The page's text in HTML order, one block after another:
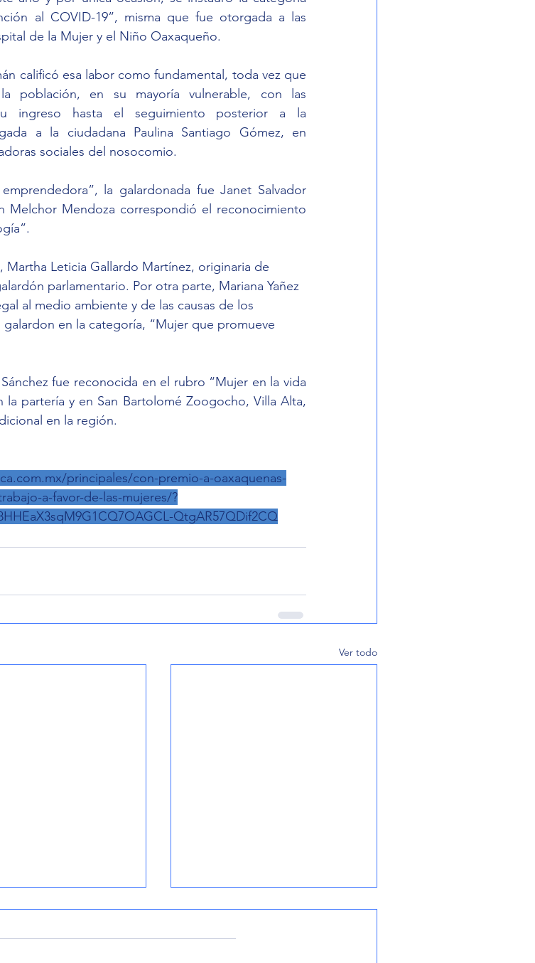
al COVID-19”, misma que fue otorgada a las
de la Mujer y el Niño Oaxaqueño.
calificó esa labor como fundamental, toda vez que
población, en su mayoría vulnerable, con las
ingreso hasta el seguimiento posterior a la
a la ciudadana Paulina Santiago Gómez, en
sociales del nosocomio.
la galardonada fue Janet Salvador
Melchor Mendoza correspondió el reconocimiento
Martha Leticia Gallardo Martínez, originaria de
parlamentario. Por otra parte, Mariana Yañez
al medio ambiente y de las causas de los
en la categoría, “Mujer que promueve
fue reconocida en el rubro “Mujer en la vida
partería y en San Bartolomé Zoogocho, Villa Alta,
en la región.
principales/con-premio-a-oaxaquenas-
a-favor-de-las-mujeres/?
QtgAR57QDif2CQ
Ver todo